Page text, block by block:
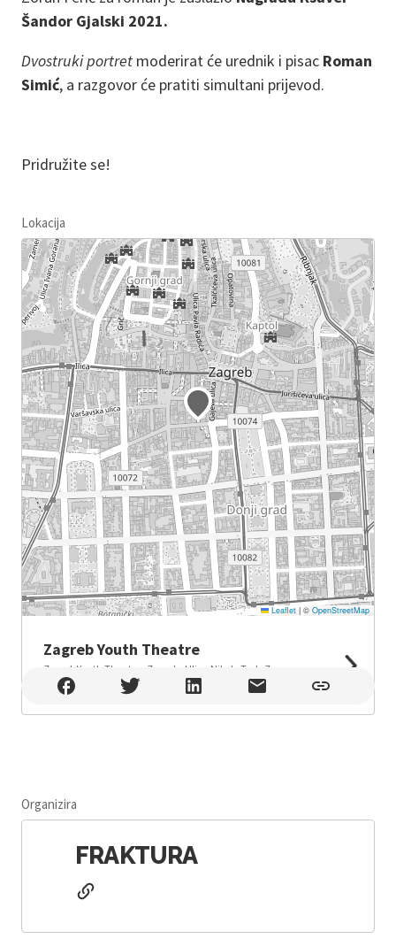
Šandor Gjalski 2021.
Dvostruki portret moderirat će urednik i pisac Roman
Simić, a razgovor će pratiti simultani prijevod.
Pridružite se!
Lokacija
Leaflet |© OpenStreetMap
Zagreb Youth Theatre
Zagreb Youth Theatre , Zagreb , Ulica Nikole Tesle 7,
Zagreb
Organizira
FRAKTURA